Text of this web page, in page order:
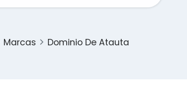
Marcas Dominio De Atauta